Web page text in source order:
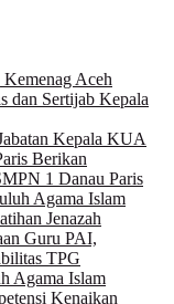
Aceh
dan Sertijab Kepala
Kepala KUA
Berikan
1 Danau Paris
Agama Islam
Jenazah
Guru PAI,
TPG
Agama Islam
Kenaikan